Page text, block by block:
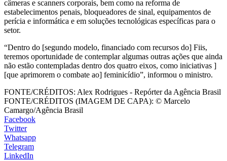
câmeras e scanners corporais, bem como na reforma de
estabelecimentos penais, bloqueadores de sinal, equipamentos de
perícia e informática e em soluções tecnológicas específicas para o
setor.
“Dentro do [segundo modelo, financiado com recursos do] Fiis,
teremos oportunidade de contemplar algumas outras ações que ainda
não estão contempladas dentro dos quatro eixos, como iniciativas ]
[que aprimorem o combate ao] feminicídio”, informou o ministro.
FONTE/CRÉDITOS: Alex Rodrigues - Repórter da Agência Brasil
FONTE/CRÉDITOS (IMAGEM DE CAPA): © Marcelo
Camargo/Agência Brasil
Facebook
Twitter
Whatsapp
Telegram
LinkedIn